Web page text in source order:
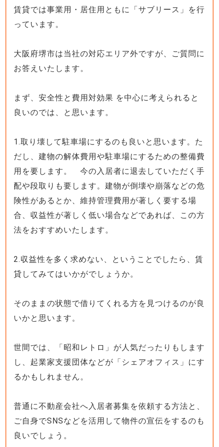
賃貸では事業用・居住用ともに「サブリース」を行
っています。
大阪府堺市は当社の対応エリア外ですが、ご質問に
お答えいたします。
まず、安全性と費用対効果 を中心に考えられると
良いのでは、と思います。
1.取り壊して駐車場にするのも良いと思います。た
だし、建物の解体費用や駐車場にするための整備費
用を要します。 今の入居者に退去していただく手
配や段取りも要します。建物が倒壊や崩落などの危
険性があるとか、維持管理費用が著しく要する場
合、収益性が著しく低い場合などであれば、この方
法をおすすめいたします。
2.収益性を多く求めない、ということでしたら、賃
貸してみてはいかがでしょうか。
そのままの状態で借りてくれる方を見つけるのが良
いかと思います。
世間では、「昭和レトロ」が人気だったりもします
し、起業家支援団体などが「シェアオフィス」にす
るかもしれません。
普通に不動産会社へ入居者募集を依頼する方法と、
ご自身でSNSなどを活用して物件の宣伝をするのも
良いでしょう。